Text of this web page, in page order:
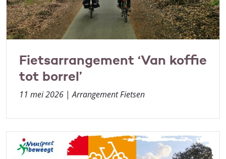
Fietsarrangement ‘Van koffie
tot borrel’
11 mei 2026 |Arrangement Fietsen